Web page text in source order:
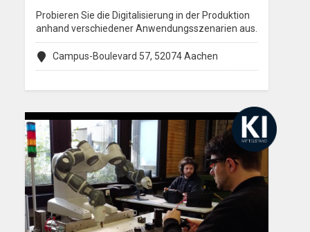
Probieren Sie die Digitalisierung in der Produktion
anhand verschiedener Anwendungsszenarien aus.
Campus-Boulevard 57, 52074 Aachen